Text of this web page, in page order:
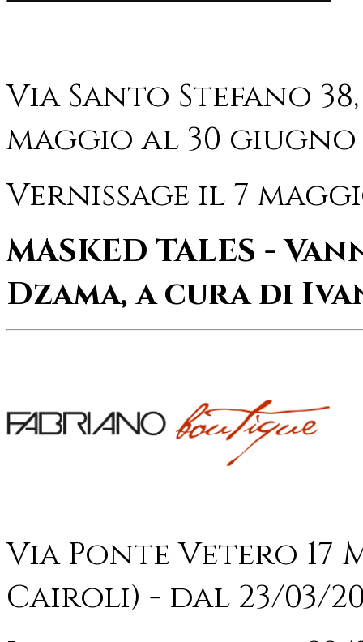
Via Santo Stefano
maggio al 30 giugno
Vernissage il 7
MASKED TALES -
Dzama, a cura di
Via Ponte Vetero 17
Cairoli) - dal 23/03/